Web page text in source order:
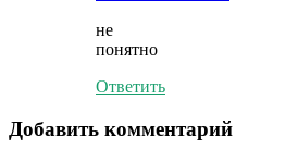
не
понятно
Ответить
Добавить комментарий